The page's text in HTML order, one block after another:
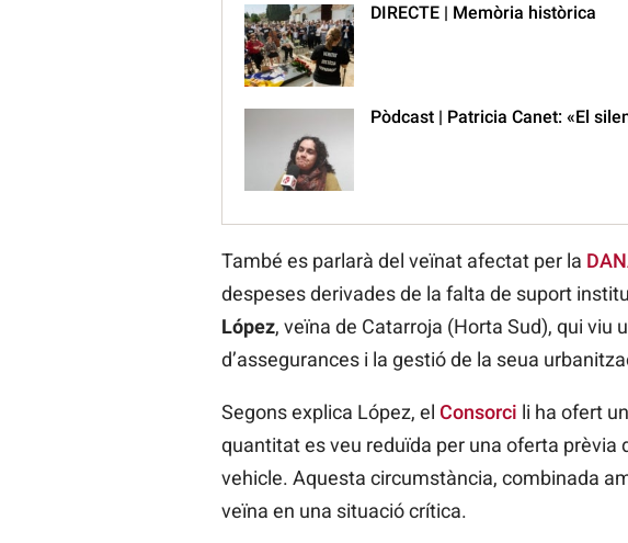
DIRECTE | Memòria històrica
Pòdcast | Patricia Canet: «El
També es parlarà del veïnat afectat per la
despeses derivades de la falta de suport
López, veïna de Catarroja (Horta Sud), qui viu
d’assegurances i la gestió de la seua
Segons explica López, el Consorci li ha ofert
quantitat es veu reduïda per una oferta prèvia
vehicle. Aquesta circumstància, combinada
veïna en una situació crítica.